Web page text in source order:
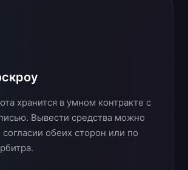
хранится в умном контракте с
Вывести средства можно
обеих сторон или по